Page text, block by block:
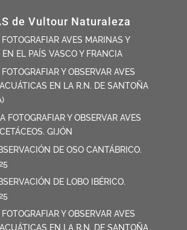
de Vultour Naturaleza
AVES MARINAS Y
EL PAÍS VASCO Y FRANCIA
Y OBSERVAR AVES
EN LA R.N. DE SANTOÑA
FOTOGRAFIAR Y OBSERVAR AVES
GIJÓN
DE OSO CANTÁBRICO.
DE LOBO IBÉRICO.
Y OBSERVAR AVES
EN LA R.N. DE SANTOÑA